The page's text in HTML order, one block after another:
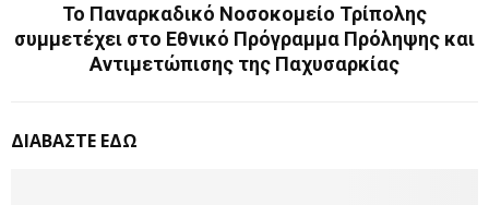
Το Παναρκαδικό Νοσοκομείο Τρίπολης
συμμετέχει στο Εθνικό Πρόγραμμα Πρόληψης και
Αντιμετώπισης της Παχυσαρκίας
ΔΙΑΒΑΣΤΕ ΕΔΩ